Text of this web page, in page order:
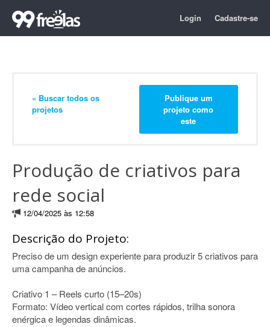
Login Cadastre-se
« Buscar todos os
projetos
Publique um
projeto como
este
Produção de criativos para
rede social
12/04/2025 às 12:58
Descrição do Projeto:
Preciso de um design experiente para produzir 5 criativos para
uma campanha de anúncios.
Criativo 1 – Reels curto (15–20s)
Formato: Vídeo vertical com cortes rápidos, trilha sonora
enérgica e legendas dinâmicas.